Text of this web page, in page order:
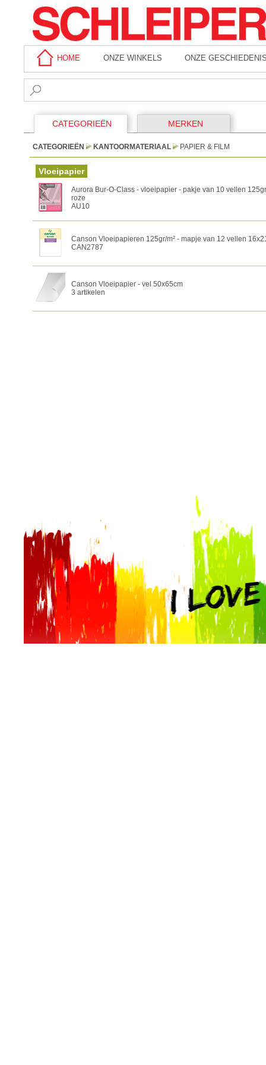
HOME ONZE WINKELS ONZE
CATEGORIEËN MERKEN
CATEGORIEËN KANTOORMATERIAAL PAPIER & FILM
Vloeipapier
Aurora Bur-O-Class - vloeipapier - pakje van 10 vellen
roze
AU10
Canson Vloeipapieren 125gr/m² - mapje van 12 vellen
CAN2787
Canson Vloeipapier - vel 50x65cm
3 artikelen